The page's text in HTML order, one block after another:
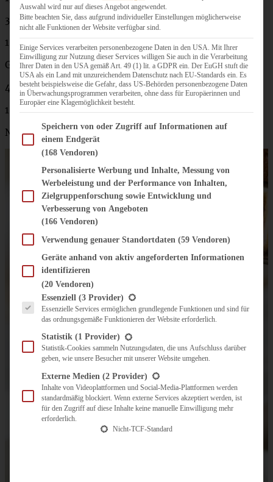
350 g Mehl
100 g gemahlene Mandeln
Guss:
4 EL Blutorangensaft
150 g Puderzucker
Nach Belieben noch 2 EL Orangenlikör zum Tränken
Auswahl wird nur auf dieses Angebot angewendet.
Bitte beachten Sie, dass aufgrund individueller Einstellungen möglicherweise
nicht alle Funktionen der Website verfügbar sind.
Einige Services verarbeiten personenbezogene Daten in den USA. Mit Ihrer
Einwilligung zur Nutzung dieser Services willigen Sie auch in die Verarbeitung
Ihrer Daten in den USA gemäß Art. 49 (1) lit. a GDPR ein. Der EuGH stuft die
USA als ein Land mit unzureichendem Datenschutz nach EU-Standards ein. Es
besteht beispielsweise die Gefahr, dass US-Behörden personenbezogene Daten
in Überwachungsprogrammen verarbeiten, ohne dass für Europäerinnen und
Europäer eine Klagemöglichkeit besteht.
Im Folgenden finden Sie eine Liste der Zwecke des IAB Transparency and Consent
Speichern von oder Zugriff auf Informationen auf
einem Endgerät
(168 Vendoren)
Personalisierte Werbung und Inhalte, Messung von
Werbeleistung und der Performance von Inhalten,
Zielgruppenforschung sowie Entwicklung und
Verbesserung von Angeboten
(166 Vendoren)
Verwendung genauer Standortdaten (59 Vendoren)
Geräte anhand von aktiv angeforderten Informationen
identifizieren
(20 Vendoren)
Es folgt eine Liste der Service-Gruppen, für die eine Einwilligung erteilt werden
Essenziell (3 Provider)
Essenzielle Services ermöglichen grundlegende Funktionen und sind für
das ordnungsgemäße Funktionieren der Website erforderlich.
Statistik (1 Provider)
Statistik-Cookies sammeln Nutzungsdaten, die uns Aufschluss darüber
geben, wie unsere Besucher mit unserer Website umgehen.
Externe Medien (2 Provider)
Inhalte von Videoplattformen und Social-Media-Plattformen werden
standardmäßig blockiert. Wenn externe Services akzeptiert werden, ist
für den Zugriff auf diese Inhalte keine manuelle Einwilligung mehr
erforderlich.
Nicht-TCF-Standard